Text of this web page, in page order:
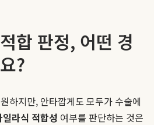
합 판정, 어떤 경
?
하지만, 안타깝게도 모두가 수술에
일라식 적합성 여부를 판단하는 것은